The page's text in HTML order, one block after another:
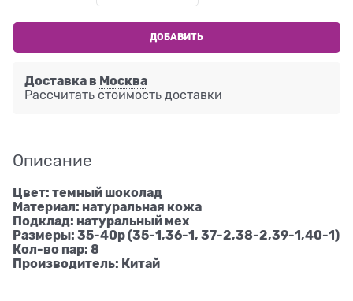
ДОБАВИТЬ
Доставка в Москва
Рассчитать стоимость доставки
Описание
Цвет: темный шоколад
Материал: натуральная кожа
Подклад: натуральный мех
Размеры: 35-40р (35-1,36-1, 37-2,38-2,39-1,40-1)
Кол-во пар: 8
Производитель: Китай